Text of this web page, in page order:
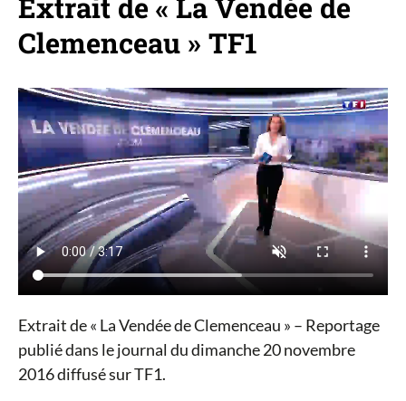
Extrait de « La Vendée de
Clemenceau » TF1
Extrait de « La Vendée de Clemenceau » – Reportage
publié dans le journal du dimanche 20 novembre
2016 diffusé sur TF1.